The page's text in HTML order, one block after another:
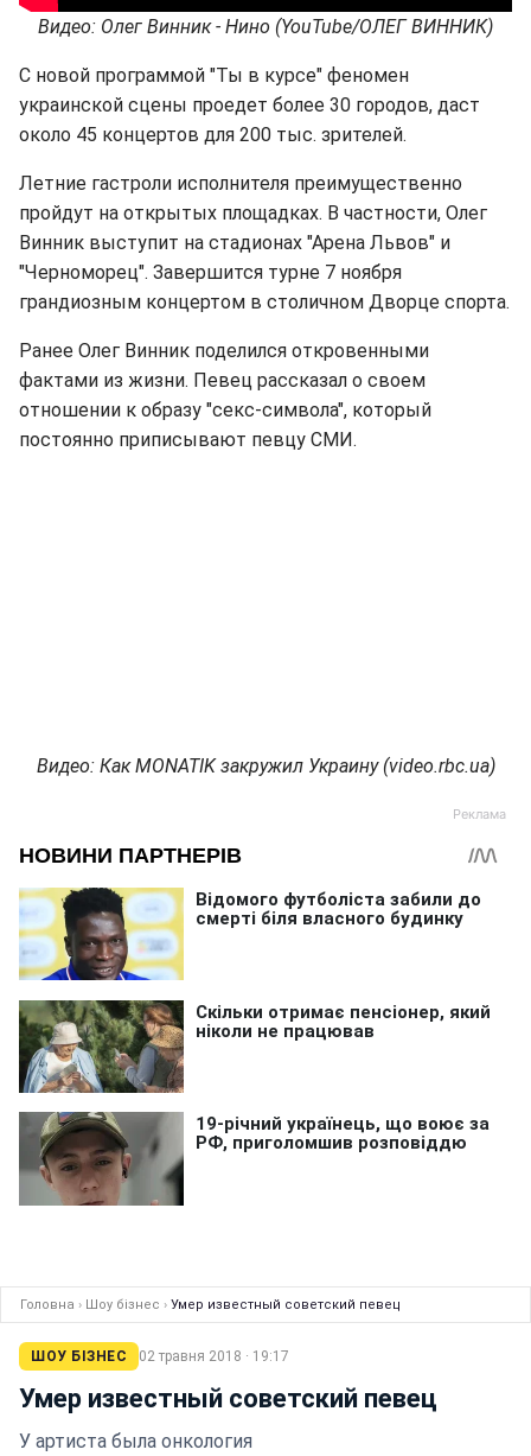
Видео: Олег Винник - Нино (YouTube/ОЛЕГ ВИННИК)
С новой программой "Ты в курсе" феномен
украинской сцены проедет более 30 городов, даст
около 45 концертов для 200 тыс. зрителей.
Летние гастроли исполнителя преимущественно
пройдут на открытых площадках. В частности, Олег
Винник выступит на стадионах "Арена Львов" и
"Черноморец". Завершится турне 7 ноября
грандиозным концертом в столичном Дворце спорта.
Ранее Олег Винник поделился откровенными
фактами из жизни. Певец рассказал о своем
отношении к образу "секс-символа", который
постоянно приписывают певцу СМИ.
Видео: Как MONATIK закружил Украину (video.rbc.ua)
Головна › Шоу бізнес › Умер известный советский певец
ШОУ БІЗНЕС 02 травня 2018 · 19:17
Умер известный советский певец
У артиста была онкология